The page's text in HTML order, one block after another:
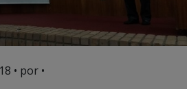
• por •